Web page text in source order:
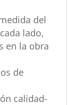
del
lado,
en la obra
de
calidad-